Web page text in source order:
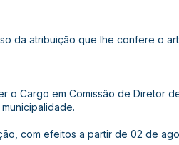
da atribuição que lhe confere o
o Cargo em Comissão de Diretor
com efeitos a partir de 02 de